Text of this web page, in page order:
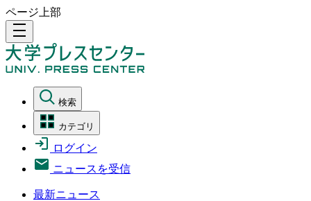
ページ上部
density_medium
検索
カテゴリ
ログイン
ニュースを受信
最新ニュース